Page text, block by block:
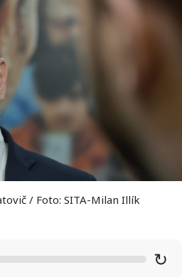
/ Foto: SITA-Milan Illík
↻